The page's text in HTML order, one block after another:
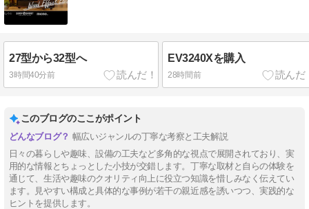
27型から32型へ
3時間40分前
EV3240Xを購入
28時間前
このブログのここがポイント
幅広いジャンルの丁寧な考察と工夫解説
日々の暮らしや趣味、設備の工夫など多角的な視点で展開されており、実
用的な情報とちょっとした小技が交錯します。丁寧な取材と自らの体験を
通じて、生活や趣味のクオリティ向上に役立つ知識を惜しみなく伝えてい
ます。見やすい構成と具体的な事例が若干の親近感を誘いつつ、実践的な
ヒントを提供します。